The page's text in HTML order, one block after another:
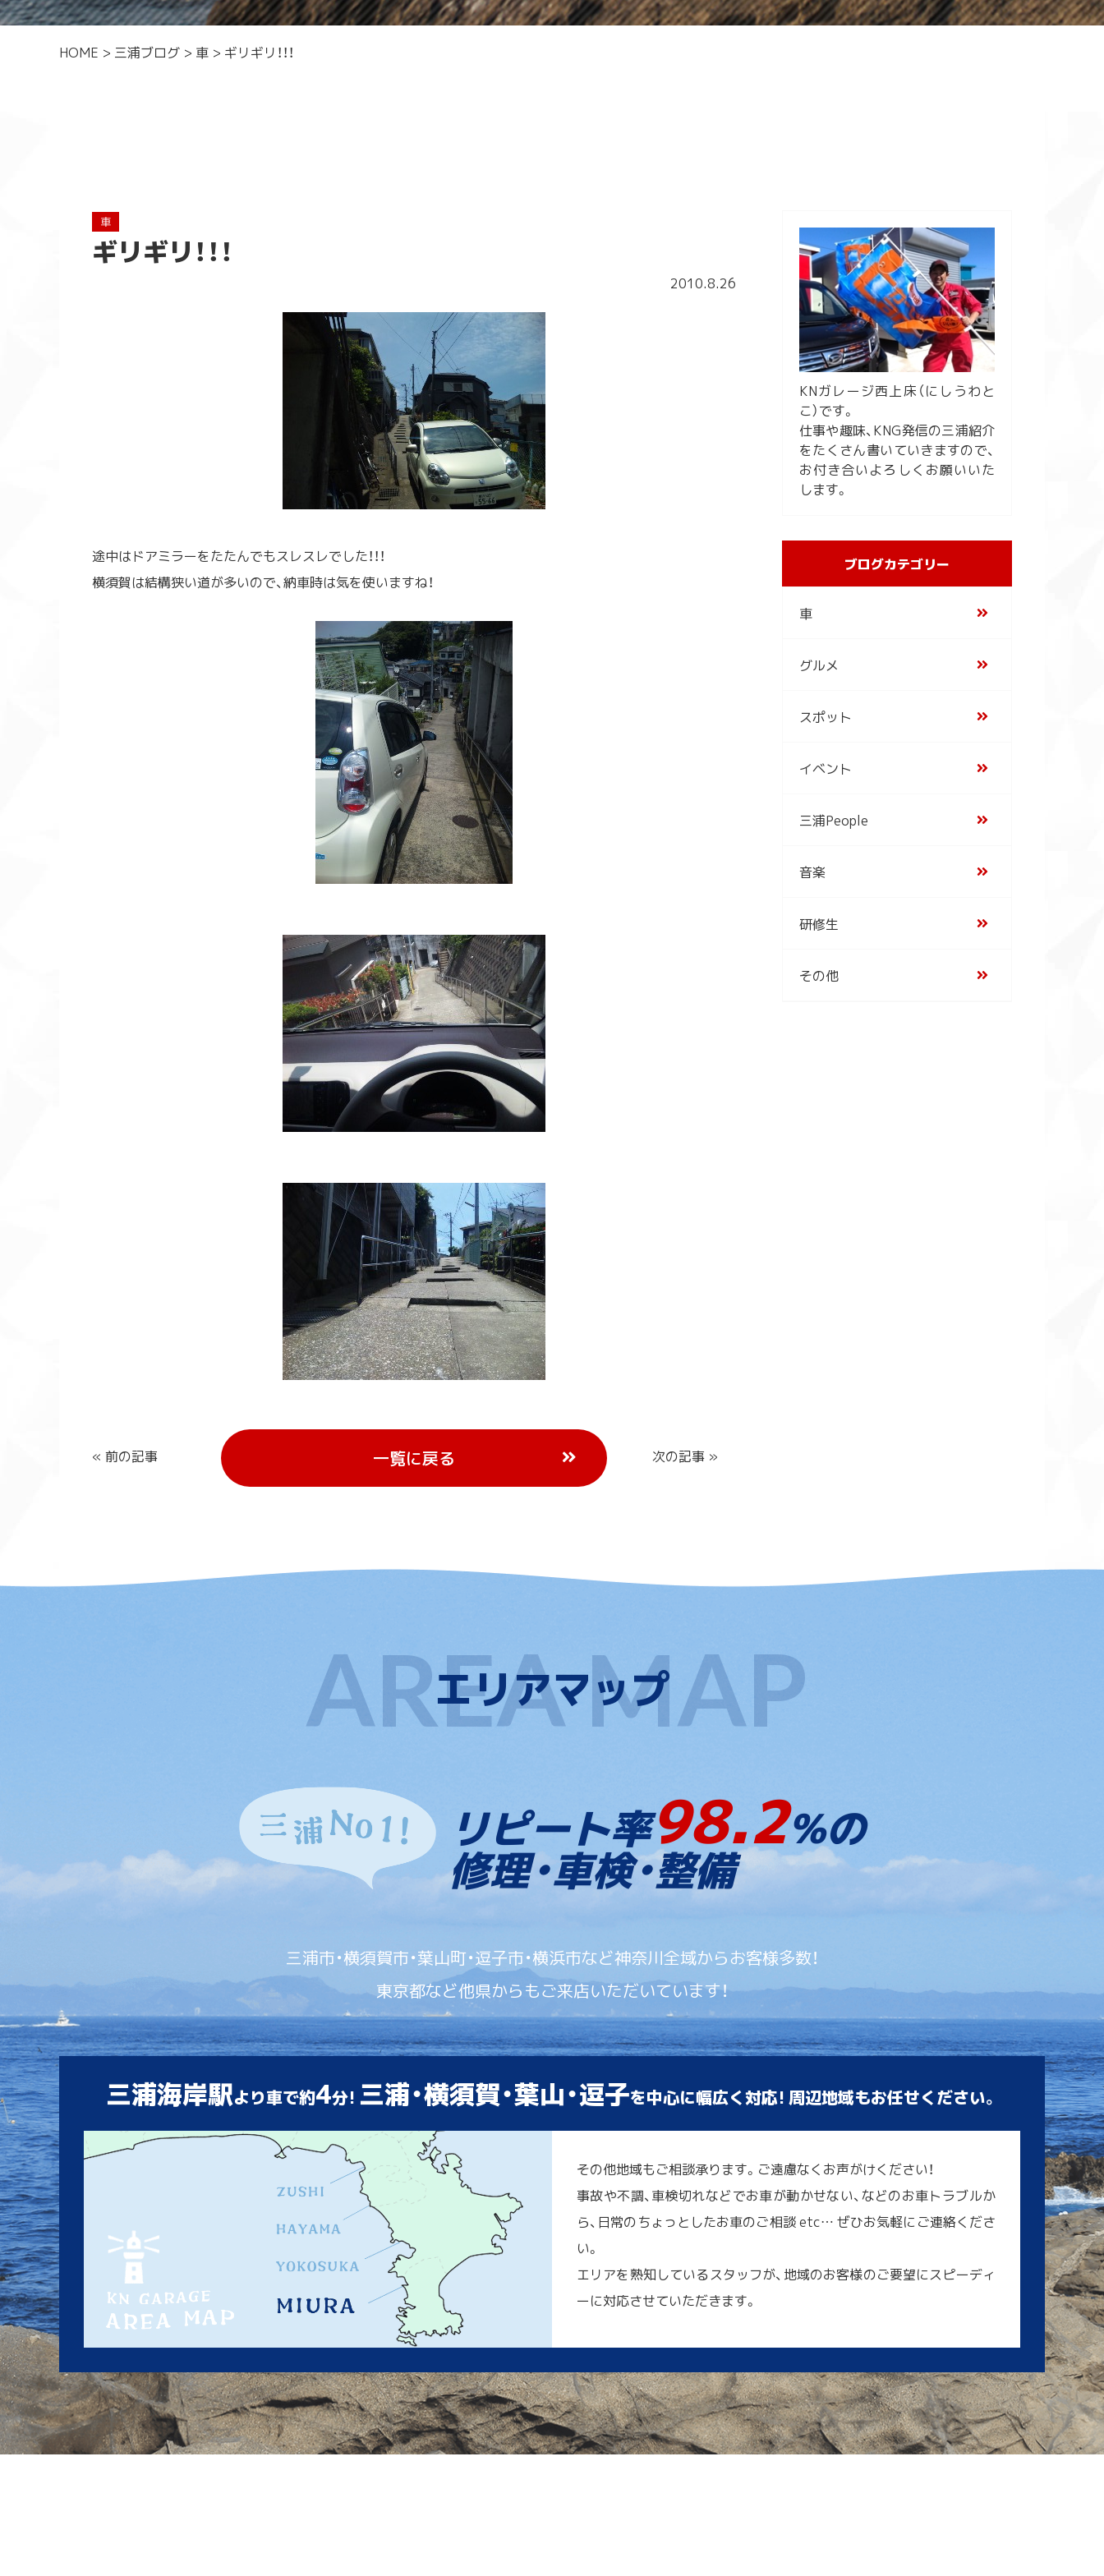
HOME > 三浦ブログ > 車 > ギリギリ！！！
車
ギリギリ！！！
2010.8.26
途中はドアミラーをたたんでもスレスレでした！！！
横須賀は結構狭い道が多いので、納車時は気を使いますね！
« 前の記事 一覧に戻る 次の記事 »
KNガレージ西上床（にしうわと
こ）です。
仕事や趣味、KNG発信の三浦紹介
をたくさん書いていきますので、
お付き合いよろしくお願いいた
します。
ブログカテゴリー
車
グルメ
スポット
イベント
三浦People
音楽
研修生
その他
エリアマップ
リピート率98.2%の
修理・車検・整備
三浦市・横須賀市・葉山町・逗子市・横浜市など神奈川全域からお客様多数！
東京都など他県からもご来店いただいています！
三浦海岸駅より車で約4分! 三浦・横須賀・葉山・逗子を中心に幅広く対応! 周辺地域もお任せください。
その他地域もご相談承ります。ご遠慮なくお声がけください！
事故や不調、車検切れなどでお車が動かせない、などのお車トラブルか
ら、日常のちょっとしたお車のご相談 etc… ぜひお気軽にご連絡くださ
い。
エリアを熟知しているスタッフが、地域のお客様のご要望にスピーディ
ーに対応させていただきます。